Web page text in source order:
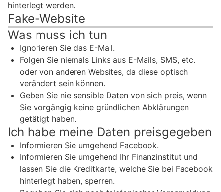
hinterlegt werden.
Fake-Website
Was muss ich tun
Ignorieren Sie das E-Mail.
Folgen Sie niemals Links aus E-Mails, SMS, etc.
oder von anderen Websites, da diese optisch
verändert sein können.
Geben Sie nie sensible Daten von sich preis, wenn
Sie vorgängig keine gründlichen Abklärungen
getätigt haben.
Ich habe meine Daten preisgegeben
Informieren Sie umgehend Facebook.
Informieren Sie umgehend Ihr Finanzinstitut und
lassen Sie die Kreditkarte, welche Sie bei Facebook
hinterlegt haben, sperren.